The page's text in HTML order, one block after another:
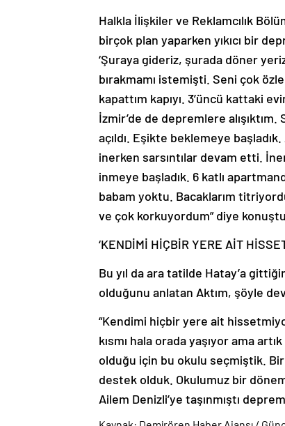
Halkla İlişkiler ve Reklamcılık
birçok plan yaparken yıkıcı bir
‘Şuraya gideriz, şurada döner
bırakmamı istemişti. Seni çok
kapattım kapıyı. 3’üncü kattaki
İzmir’de de depremlere
açıldı. Eşikte beklemeye başladık.
inerken sarsıntılar devam etti.
inmeye başladık. 6 katlı
babam yoktu. Bacaklarım
ve çok korkuyordum” diye
‘KENDİMİ HİÇBİR YERE AİT
Bu yıl da ara tatilde Hatay’a
olduğunu anlatan Aktım, şöyle
“Kendimi hiçbir yere ait
kısmı hala orada yaşıyor ama
olduğu için bu okulu seçmiştik.
destek olduk. Okulumuz bir
Ailem Denizli’ye taşınmıştı